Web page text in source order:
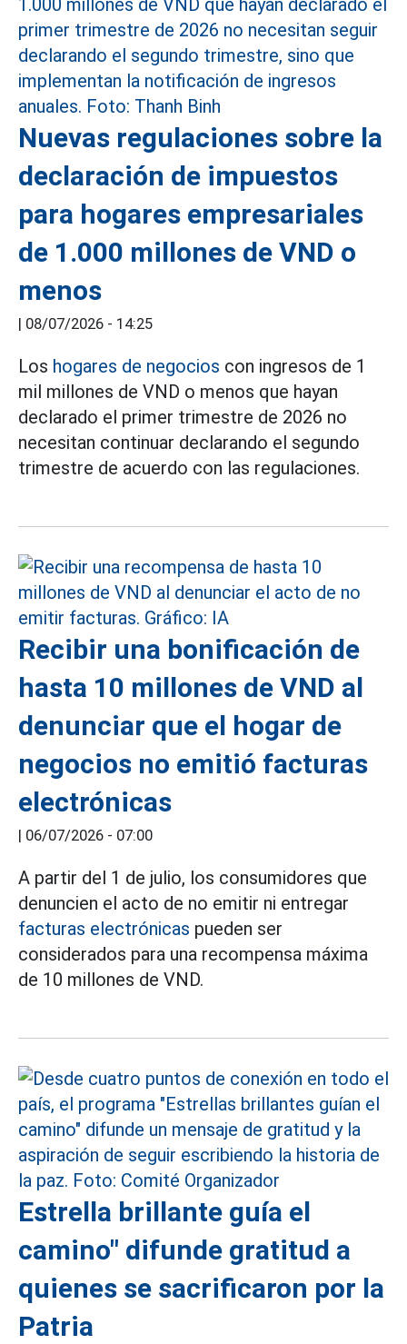
Nuevas regulaciones sobre la
declaración de impuestos
para hogares empresariales
de 1.000 millones de VND o
menos
08/07/2026 - 14:25
Los hogares de negocios con ingresos de 1
mil millones de VND o menos que hayan
declarado el primer trimestre de 2026 no
necesitan continuar declarando el segundo
trimestre de acuerdo con las regulaciones.
Recibir una bonificación de
hasta 10 millones de VND al
denunciar que el hogar de
negocios no emitió facturas
electrónicas
06/07/2026 - 07:00
A partir del 1 de julio, los consumidores que
denuncien el acto de no emitir ni entregar
facturas electrónicas pueden ser
considerados para una recompensa máxima
de 10 millones de VND.
Estrella brillante guía el
camino" difunde gratitud a
quienes se sacrificaron por la
Patria